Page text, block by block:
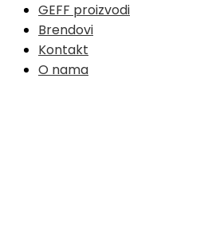
GEFF proizvodi
Brendovi
Kontakt
O nama